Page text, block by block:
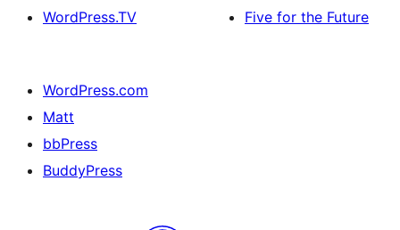
WordPress.TV
Five for the Future
WordPress.com
Matt
bbPress
BuddyPress